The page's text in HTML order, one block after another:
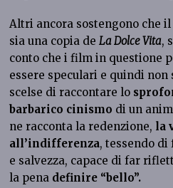
Altri ancora sostengono che
sia una copia deLa Dolce Vita,
conto che i film in questione
essere speculari e quindi
scelse di raccontare lo
barbarico cinismo di un
ne racconta la redenzione, la
all’indifferenza, tessendo
e salvezza, capace di far
la pena definire “bello”.